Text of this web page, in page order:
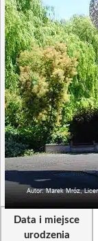
Data i miejsce
urodzenia